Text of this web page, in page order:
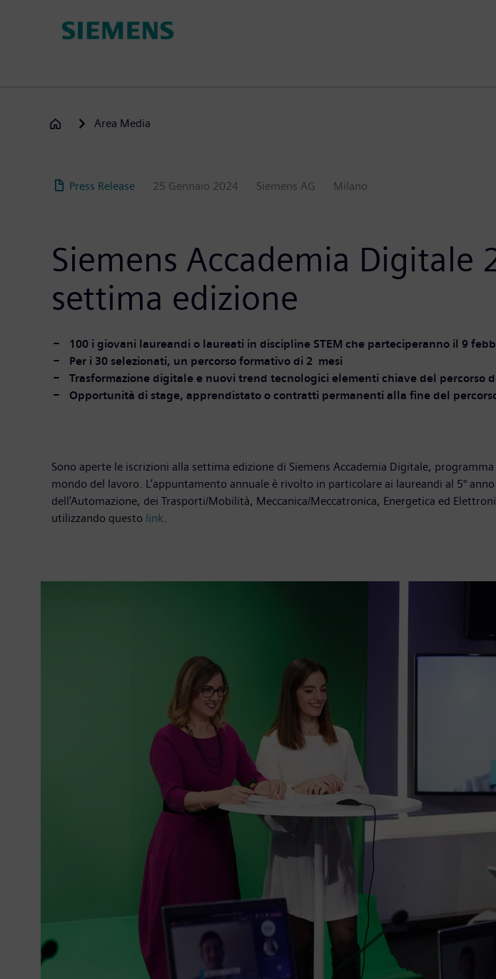
Area Media
Press Release 25 Gennaio 2024 Siemens AG Milano
Siemens Accademia Digitale
settima edizione
100 i giovani laureandi o laureati in discipline STEM che parteciperanno il 9
Per i 30 selezionati, un percorso formativo di 2 mesi
Trasformazione digitale e nuovi trend tecnologici elementi chiave del percorso
Opportunità di stage, apprendistato o contratti permanenti alla fine del
Sono aperte le iscrizioni alla settima edizione di Siemens Accademia Digitale,
mondo del lavoro. L’appuntamento annuale è rivolto in particolare ai laureandi al 5°
dell’Automazione, dei Trasporti/Mobilità, Meccanica/Meccatronica, Energetica ed
utilizzando questo link